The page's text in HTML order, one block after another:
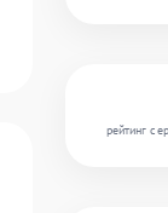
рейтинг